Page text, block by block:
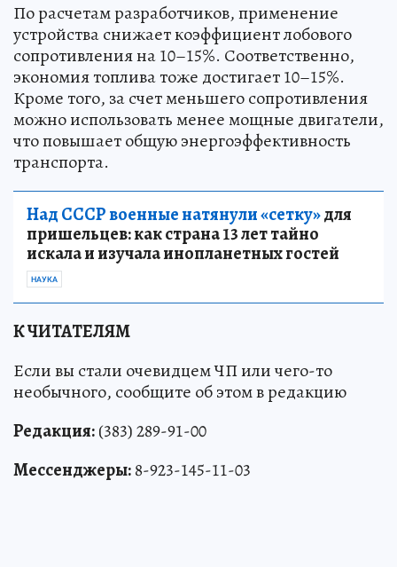
По расчетам разработчиков, применение
устройства снижает коэффициент лобового
сопротивления на 10–15%. Соответственно,
экономия топлива тоже достигает 10–15%.
Кроме того, за счет меньшего сопротивления
можно использовать менее мощные двигатели,
что повышает общую энергоэффективность
транспорта.
Над СССР военные натянули «сетку»для
пришельцев: как страна 13 лет тайно
искала и изучала инопланетных гостей
НАУКА
К ЧИТАТЕЛЯМ
Если вы стали очевидцем ЧП или чего-то
необычного, сообщите об этом в редакцию
Редакция:(383) 289-91-00
Мессенджеры:8-923-145-11-03